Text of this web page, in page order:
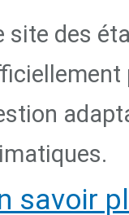
site des
savoir